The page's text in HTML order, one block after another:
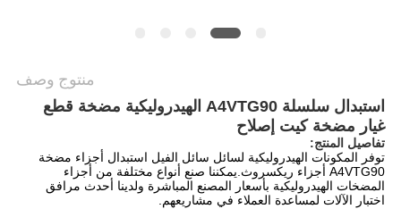
منتوج وصف
استبدال سلسلة A4VTG90 الهيدروليكية مضخة قطع
غيار مضخة كيت إصلاح
تفاصيل المنتج:
توفر المكونات الهيدروليكية لسائل سائل الفيل استبدال أجزاء مضخة
A4VTG90 أجزاء ريكسروث.يمكننا صنع أنواع مختلفة من أجزاء
المضخات الهيدروليكية بأسعار المصنع المباشرة ولدينا أحدث مرافق
اختبار الآلات لمساعدة العملاء في مشاريعهم.